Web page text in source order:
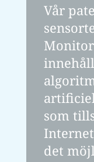
Vår
som
det